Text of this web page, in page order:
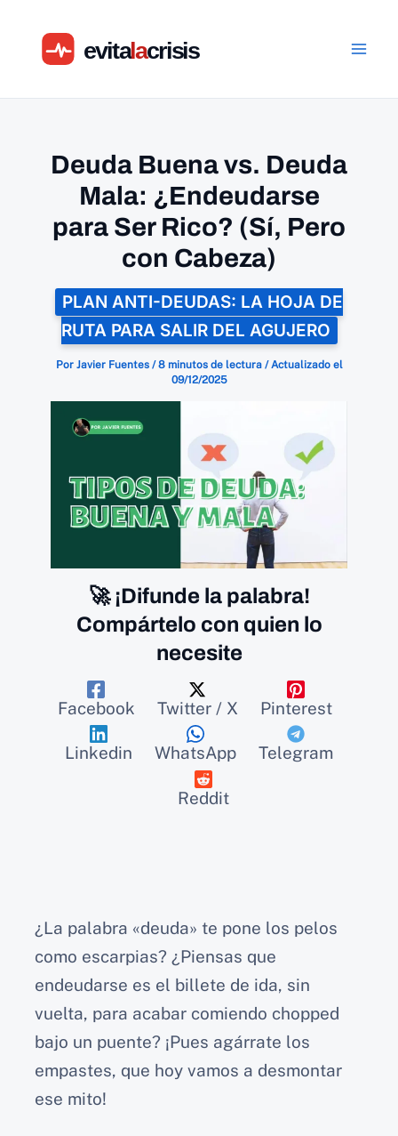
contenido
Deuda Buena vs. Deuda
Mala: ¿Endeudarse
para Ser Rico? (Sí, Pero
con Cabeza)
PLAN ANTI-DEUDAS: LA HOJA DE
RUTA PARA SALIR DEL AGUJERO
Por Javier Fuentes /8 minutos de lectura/Actualizado el
09/12/2025
🚀 ¡Difunde la palabra!
Compártelo con quien lo
necesite
Facebook Twitter / X Pinterest
Linkedin WhatsApp Telegram
Reddit
¿La palabra «deuda» te pone los pelos
como escarpias? ¿Piensas que
endeudarse es el billete de ida, sin
vuelta, para acabar comiendo chopped
bajo un puente? ¡Pues agárrate los
empastes, que hoy vamos a desmontar
ese mito!